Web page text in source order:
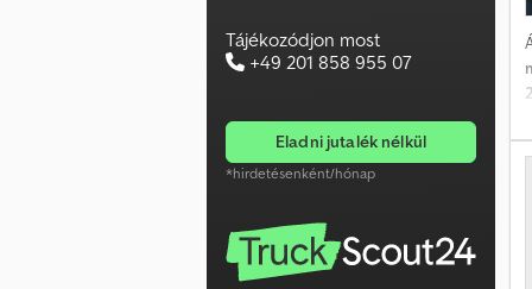
Tájékozódjon most
+49 201 858 955 07
eladni jutalék nélkül
*hirdetésenként/hónap